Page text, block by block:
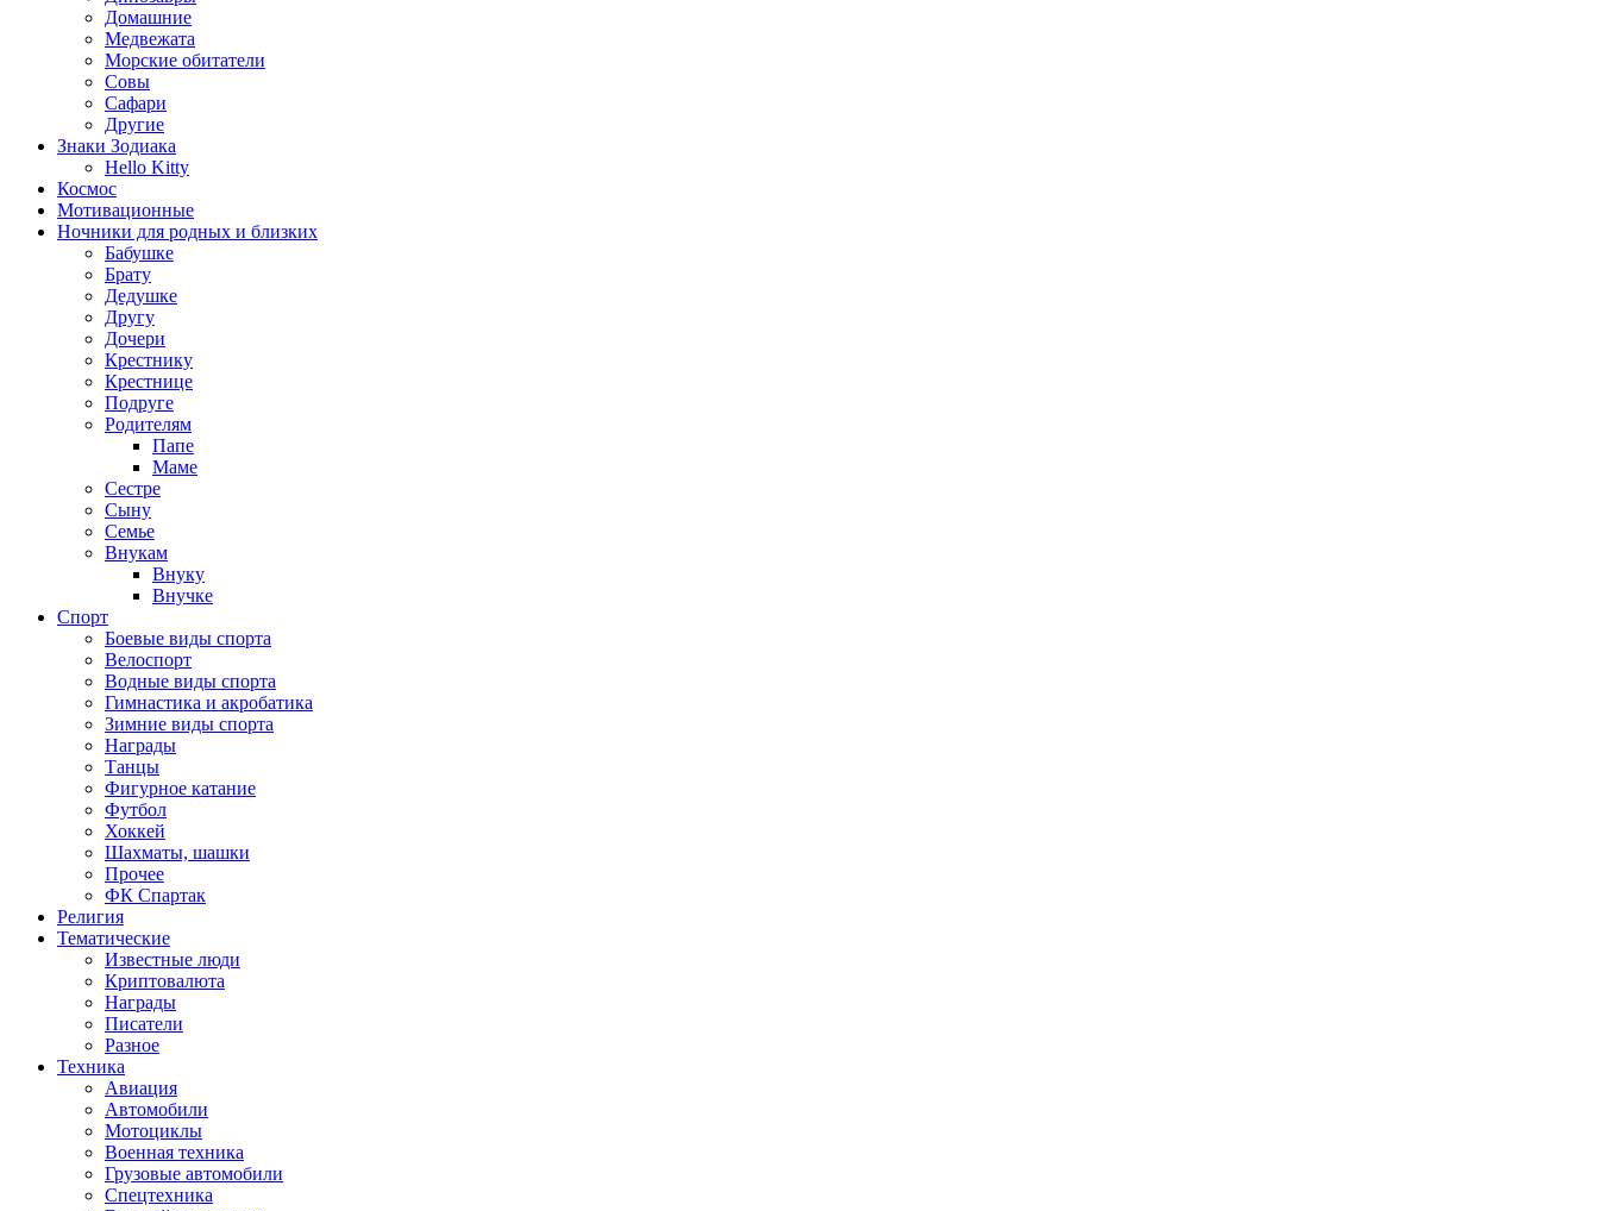
Домашние
Медвежата
Морские обитатели
Совы
Сафари
Другие
Знаки Зодиака
Hello Kitty
Космос
Мотивационные
Ночники для родных и близких
Бабушке
Брату
Дедушке
Другу
Дочери
Крестнику
Крестнице
Подруге
Родителям
Папе
Маме
Сестре
Сыну
Семье
Внукам
Внуку
Внучке
Спорт
Боевые виды спорта
Велоспорт
Водные виды спорта
Гимнастика и акробатика
Зимние виды спорта
Награды
Танцы
Фигурное катание
Футбол
Хоккей
Шахматы, шашки
Прочее
ФК Спартак
Религия
Тематические
Известные люди
Криптовалюта
Награды
Писатели
Разное
Техника
Авиация
Автомобили
Мотоциклы
Военная техника
Грузовые автомобили
Спецтехника